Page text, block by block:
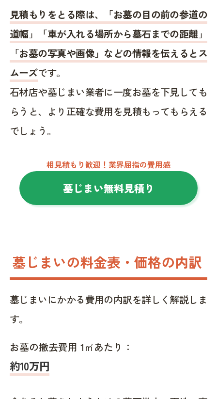
見積もりをとる際は、「お墓の目の前の参道の
道幅」「車が入れる場所から墓石までの距離」
「お墓の写真や画像」などの情報を伝えるとス
ムーズです。
石材店や墓じまい業者に一度お墓を下見しても
らうと、より正確な費用を見積もってもらえる
でしょう。
相見積もり歓迎！業界屈指の費用感
墓じまい無料見積り
墓じまいの料金表・価格の内訳
墓じまいにかかる費用の内訳を詳しく解説しま
す。
お墓の撤去費用 1㎡あたり：
約10万円